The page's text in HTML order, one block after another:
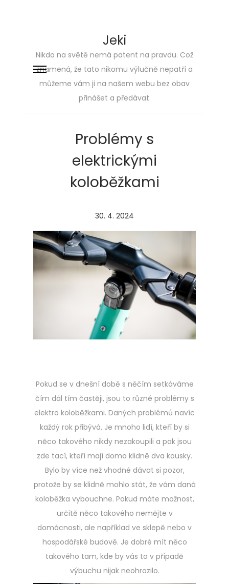
navigation
content
Jeki
Nikdo na světě nemá patent na pravdu. Což
znamená, že tato nikomu výlučně nepatří a
můžeme vám ji na našem webu bez obav
přinášet a předávat.
Problémy s
elektrickými
koloběžkami
P
o
s
t
e
n
30. 4. 2024
Pokud se v dnešní době s něčím setkáváme
čím dál tím častěji, jsou to různé problémy s
elektro koloběžkami. Daných problémů navíc
každý rok přibývá. Je mnoho lidí, kteří by si
něco takového nikdy nezakoupili a pak jsou
zde tací, kteří mají doma klidně dva kousky.
Bylo by více než vhodné dávat si pozor,
protože by se klidně mohlo stát, že vám daná
koloběžka vybouchne. Pokud máte možnost,
určitě něco takového nemějte v
domácnosti, ale například ve sklepě nebo v
hospodářské budově. Je dobré mít něco
takového tam, kde by vás to v případě
výbuchu nijak neohrozilo.